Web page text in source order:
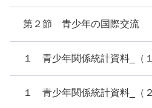
第２節 青少年の国際交
１ 青少年関係統計資料_（
１ 青少年関係統計資料_（